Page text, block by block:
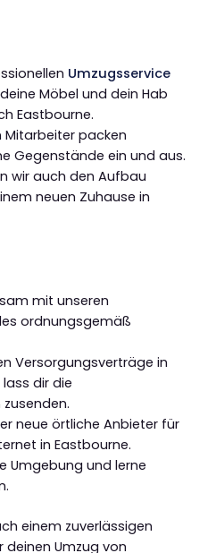
Umzugsservice
Möbel und dein Hab
Eastbourne.
Mitarbeiter packen
Gegenstände ein und aus.
wir auch den Aufbau
neuen Zuhause in
mit unseren
ordnungsgemäß
Versorgungsverträge in
dir die
neue örtliche Anbieter für
in Eastbourne.
Umgebung und lerne
einem zuverlässigen
Umzug von